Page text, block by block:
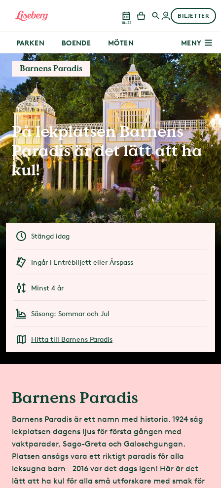
10–22
BILJETTER
PARKEN BOENDE MÖTEN MENY
Barnens Paradis
På lekplatsen Barnens
Paradis är det lätt att ha
kul!
Stängd idag
Ingår i Entrébiljett eller Årspass
Minst 4 år
Säsong: Sommar och Jul
Hitta till Barnens Paradis
Barnens Paradis
Barnens Paradis är ett namn med historia. 1924 såg
lekplatsen dagens ljus för första gången med
vaktparader, Sago-Greta och Galoschgungan.
Platsen ansågs vara ett riktigt paradis för alla
leksugna barn – 2016 var det dags igen! Här är det
lätt att ha kul för alla små utforskare med smak för